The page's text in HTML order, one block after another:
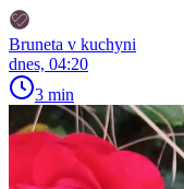
Bruneta v kuchyni
dnes, 04:20
3 min